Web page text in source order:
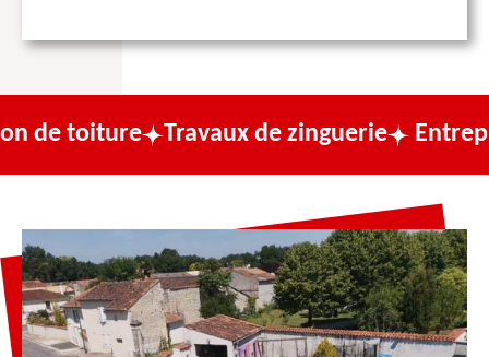
Travaux de zinguerie Entreprise de